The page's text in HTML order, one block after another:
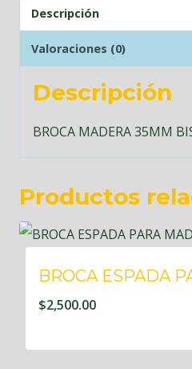
Descripción
Valoraciones (0)
Descripción
BROCA MADERA 35MM
Productos
BROCA ESPADA
$2,500.00